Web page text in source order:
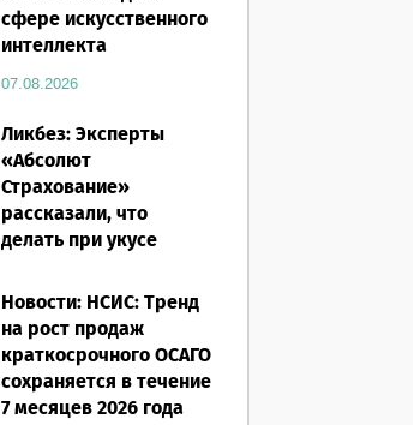
сфере искусственного
интеллекта
07.08.2026
Ликбез: Эксперты
«Абсолют
Страхование»
рассказали, что
делать при укусе
путешествии
07.08.2026
Новости: НСИС: Тренд
на рост продаж
краткосрочного ОСАГО
сохраняется в течение
7 месяцев 2026 года